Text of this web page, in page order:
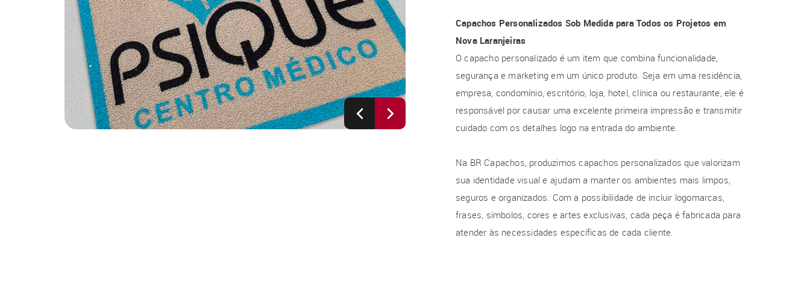
Capachos Personalizados Sob Medida para Todos os Projetos em
Nova Laranjeiras
O capacho personalizado é um item que combina funcionalidade,
segurança e marketing em um único produto. Seja em uma residência,
empresa, condomínio, escritório, loja, hotel, clínica ou restaurante, ele é
responsável por causar uma excelente primeira impressão e transmitir
cuidado com os detalhes logo na entrada do ambiente.
Na BR Capachos, produzimos capachos personalizados que valorizam
sua identidade visual e ajudam a manter os ambientes mais limpos,
seguros e organizados. Com a possibilidade de incluir logomarcas,
frases, símbolos, cores e artes exclusivas, cada peça é fabricada para
atender às necessidades específicas de cada cliente.